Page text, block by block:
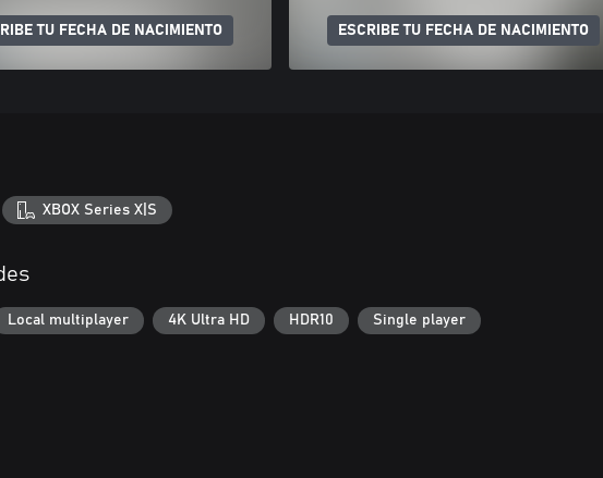
TU FECHA DE NACIMIENTO ESCRIBE TU FECHA DE NACIMIENTO
XBOX Series X|S
Local multiplayer 4K Ultra HD HDR10 Single player